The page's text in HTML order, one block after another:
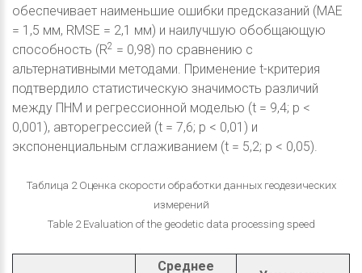
обеспечивает наименьшие ошибки предсказаний (MAE
= 1,5 мм, RMSE = 2,1 мм) и наилучшую обобщающую
способность (R2 = 0,98) по сравнению с
альтернативными методами. Применение t-критерия
подтвердило статистическую значимость различий
между ПНМ и регрессионной моделью (t = 9,4; p <
0,001), авторегрессией (t = 7,6; p < 0,01) и
экспоненциальным сглаживанием (t = 5,2; p < 0,05).
Таблица 2 Оценка скорости обработки данных геодезических
измерений
Table 2 Evaluation of the geodetic data processing speed
Среднее